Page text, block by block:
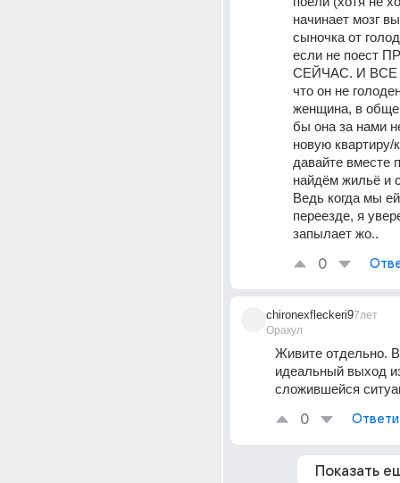
начинает мозг
сыночка от
если не поест
СЕЙЧАС. И
что он не
женщина, в
бы она за нами
новую квартиру/
давайте вместе
найдём жильё и
Ведь когда мы
переезде, я
запылает жо..
0
chironexfleckeri9
Оракул
7лет
Живите отдельно.
идеальный выход
сложившейся
0
Показать